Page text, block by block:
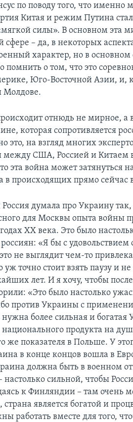
по поводу того, что именно
Китая и режим Путина
силы». В основном эта
сфере – да, в некоторых
характер, но в основном
о том, что это
Юго-Восточной Азии, и,
Молдове.
отнюдь не мирное, а
которая сопротивляется
на взгляд многих
между США, Россией и Китаем
эта война может затянуться
в происходящих прямо сейчас
думала про Украину
для Москвы опыта войны
ХХ века. Это было
«Я бы с удовольствием
не выглядит чем-то
уж точно стоит взять паузу и
лет. И я хочу, чтобы
«Это было настолько
против Украины с
более сильная и богатая
продукта на
же показателя в Польше. У
в конце концов вошла в
должна быть в военном
настолько сильной, чтобы
к Финляндии – там очень
является богатой и
работать вместе для того,